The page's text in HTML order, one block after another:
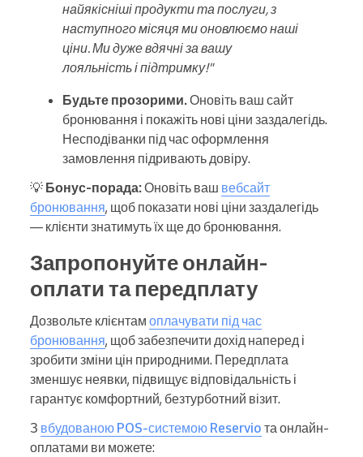
найякісніші продукти та послуги, з
наступного місяця ми оновлюємо наші
ціни. Ми дуже вдячні за вашу
лояльність і підтримку!"
Будьте прозорими.Оновіть ваш сайт
бронювання і покажіть нові ціни заздалегідь.
Несподіванки під час оформлення
замовлення підривають довіру.
💡 Бонус-порада:Оновіть ваш вебсайт
бронювання, щоб показати нові ціни заздалегідь
— клієнти знатимуть їх ще до бронювання.
Запропонуйте онлайн-
оплати та передплату
Дозвольте клієнтам оплачувати під час
бронювання, щоб забезпечити дохід наперед і
зробити зміни цін природними. Передплата
зменшує неявки, підвищує відповідальність і
гарантує комфортний, безтурботний візит.
З вбудованою POS-системою Reservio та онлайн-
оплатами ви можете: